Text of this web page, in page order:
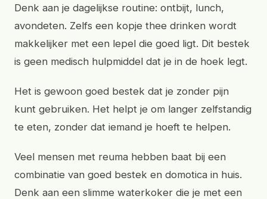
Denk aan je dagelijkse routine: ontbijt, lunch,
avondeten. Zelfs een kopje thee drinken wordt
makkelijker met een lepel die goed ligt. Dit bestek
is geen medisch hulpmiddel dat je in de hoek legt.
Het is gewoon goed bestek dat je zonder pijn
kunt gebruiken. Het helpt je om langer zelfstandig
te eten, zonder dat iemand je hoeft te helpen.
Veel mensen met reuma hebben baat bij een
combinatie van goed bestek en domotica in huis.
Denk aan een slimme waterkoker die je met een